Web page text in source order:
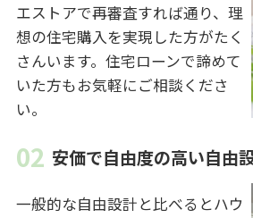
エストアで再審査すれば通り、理
想の住宅購入を実現した方がたく
さんいます。住宅ローンで諦めて
いた方もお気軽にご相談くださ
い。
安価で自由度の高い自由
一般的な自由設計と比べるとハウ